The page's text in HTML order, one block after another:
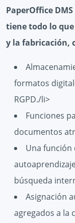
PaperOffice
tiene todo lo
y la fabricación,
formatos
RGPD./li>
Funciones
documentos
Una función
búsqueda
Asignación
agregados a la